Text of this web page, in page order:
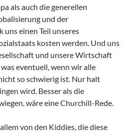
als auch die generellen
und der
einen Teil unseres
kosten werden. Und uns
und unsere Wirtschaft
eventuell, wenn wir alle
so schwierig ist. Nur halt
wird. Besser als die
wäre eine Churchill-Rede.
von den Kiddies, die diese